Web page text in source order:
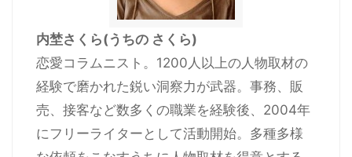
内埜さくら(うちの さくら)
恋愛コラムニスト。1200人以上の人物取材の
経験で磨かれた鋭い洞察力が武器。事務、販
売、接客など数多くの職業を経験後、2004年
にフリーライターとして活動開始。多種多様